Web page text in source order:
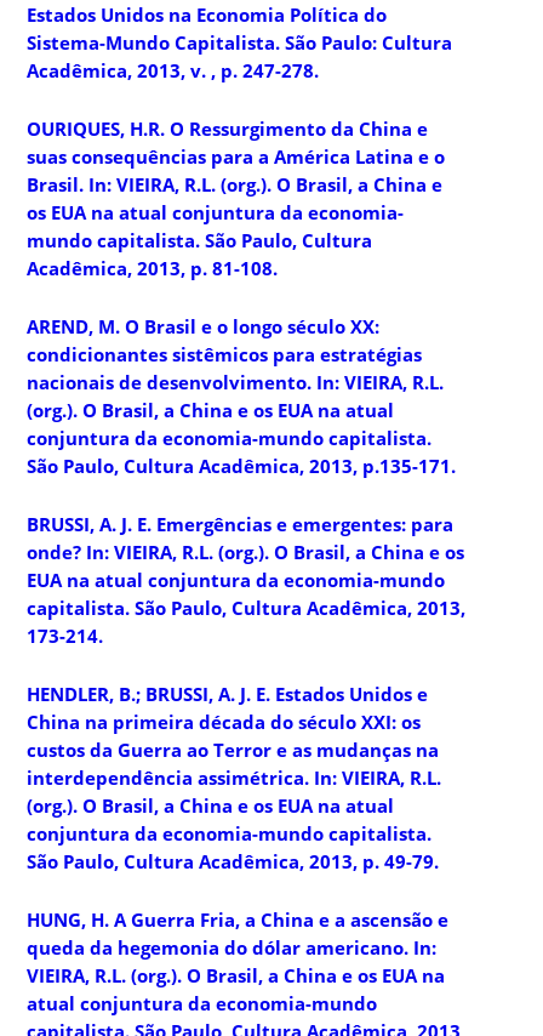
Estados Unidos na Economia Política do
Sistema-Mundo Capitalista. São Paulo: Cultura
Acadêmica, 2013, v. , p. 247-278.
OURIQUES, H.R. O Ressurgimento da China e
suas consequências para a América Latina e o
Brasil. In: VIEIRA, R.L. (org.). O Brasil, a China e
os EUA na atual conjuntura da economia-
mundo capitalista. São Paulo, Cultura
Acadêmica, 2013, p. 81-108.
AREND, M. O Brasil e o longo século XX:
condicionantes sistêmicos para estratégias
nacionais de desenvolvimento. In: VIEIRA, R.L.
(org.). O Brasil, a China e os EUA na atual
conjuntura da economia-mundo capitalista.
São Paulo, Cultura Acadêmica, 2013, p.135-171.
BRUSSI, A. J. E. Emergências e emergentes: para
onde? In: VIEIRA, R.L. (org.). O Brasil, a China e os
EUA na atual conjuntura da economia-mundo
capitalista. São Paulo, Cultura Acadêmica, 2013,
173-214.
HENDLER, B.; BRUSSI, A. J. E. Estados Unidos e
China na primeira década do século XXI: os
custos da Guerra ao Terror e as mudanças na
interdependência assimétrica. In: VIEIRA, R.L.
(org.). O Brasil, a China e os EUA na atual
conjuntura da economia-mundo capitalista.
São Paulo, Cultura Acadêmica, 2013, p. 49-79.
HUNG, H. A Guerra Fria, a China e a ascensão e
queda da hegemonia do dólar americano. In:
VIEIRA, R.L. (org.). O Brasil, a China e os EUA na
atual conjuntura da economia-mundo
capitalista. São Paulo, Cultura Acadêmica, 2013,